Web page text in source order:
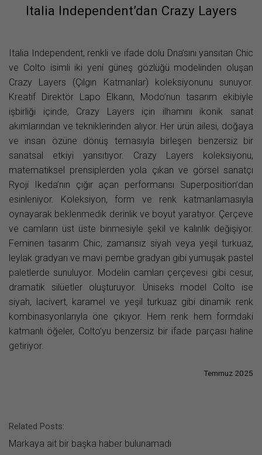
Italia Independent’dan Crazy Layers
Italia Independent, renkli ve ifade dolu Dna’sını yansıtan Chic
ve Colto isimli iki yeni güneş gözlüğü modelinden oluşan
Crazy Layers (Çılgın Katmanlar) koleksiyonunu sunuyor.
Kreatif Direktör Lapo Elkann, Modo’nun tasarım ekibiyle
işbirliği içinde, Crazy Layers için ilhamını ikonik sanat
akımlarından ve tekniklerinden alıyor. Her ürün ailesi, doğaya
ve insan özüne dönüş temasıyla birleşen benzersiz bir
sanatsal etkiyi yansıtıyor. Crazy Layers koleksiyonu,
matematiksel prensiplerden yola çıkan ve görsel sanatçı
Ryoji Ikeda’nın çığır açan performansı Superposition’dan
esinleniyor. Koleksiyon, form ve renk katmanlamasıyla
oynayarak beklenmedik derinlik ve boyut yaratıyor. Çerçeve
ve camların üst üste binmesiyle şekil ve kalınlık değişiyor.
Feminen tasarım Chic; zamansız siyah veya yeşil turkuaz,
leylak gradyan ve mavi pembe gradyan gibi yumuşak pastel
paletlerde sunuluyor. Modelin camları çerçevesi gibi cesur,
dramatik silüetler oluşturuyor. Üniseks model Colto ise
siyah, lacivert, karamel ve yeşil turkuaz gibi dinamik renk
kombinasyonlarıyla öne çıkıyor. Hem renk hem formdaki
katmanlı öğeler, Colto’yu benzersiz bir ifade parçası haline
getiriyor.
Temmuz 2025
Related Posts:
Markaya ait bir başka haber bulunamadı